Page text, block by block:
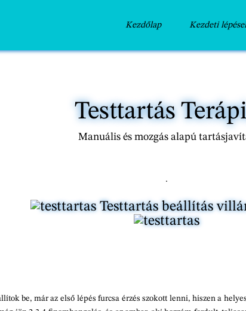
Kezdőlap Kezdeti
Testtartás
Manuális és mozgás alapú
Testtartás beállítás
be, már az első lépés furcsa érzés szokott lenni, hiszen a